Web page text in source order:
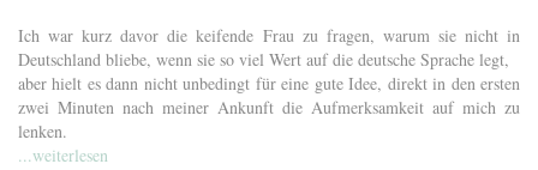
Ich war kurz davor die keifende Frau zu fragen, warum sie nicht in
Deutschland bliebe, wenn sie so viel Wert auf die deutsche Sprache legt,
aber hielt es dann nicht unbedingt für eine gute Idee, direkt in den ersten
zwei Minuten nach meiner Ankunft die Aufmerksamkeit auf mich zu
lenken.
...weiterlesen